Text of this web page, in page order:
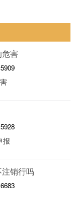
危害
无法担任股东，被
成立新公司。
产生不良记录。
，情节严重者出入
入境。
被纳入失信黑名
报
册公司成功，办理完
空壳公司有法人，
认购股份，也不会
有发生应税收入，
销行吗